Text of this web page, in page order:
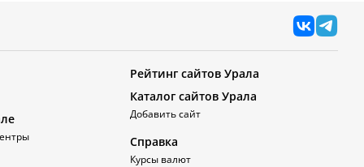
Рейтинг сайтов Урала
Каталог сайтов Урала
Добавить сайт
Справка
Курсы валют